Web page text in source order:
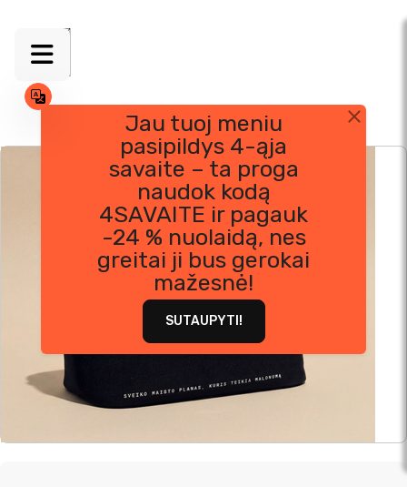
Skip
Jau tuoj meniu
pasipildys 4-ąja
savaite – ta proga
naudok kodą
4SAVAITE ir pagauk
-24 % nuolaidą, nes
greitai ji bus gerokai
mažesnė!
SUTAUPYTI!